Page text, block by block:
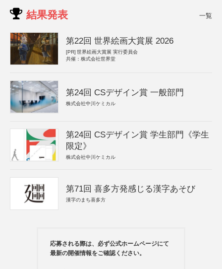
結果発表 一覧
第22回 世界絵画大賞展 2026
[PR] 世界絵画大賞展 実行委員会
共催：株式会社世界堂
第24回 CSデザイン賞 一般部門
株式会社中川ケミカル
第24回 CSデザイン賞 学生部門《学生
限定》
株式会社中川ケミカル
第71回 喜多方発感じる漢字あそび
漢字のまち喜多方
応募される際は、必ず公式ホームページにて
最新の開催情報をご確認ください。